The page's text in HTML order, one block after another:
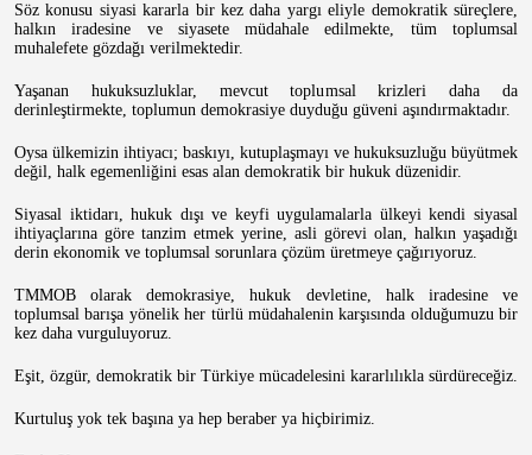
Söz konusu siyasi kararla bir kez daha yargı eliyle demokratik süreçlere,
halkın iradesine ve siyasete müdahale edilmekte, tüm toplumsal
muhalefete gözdağı verilmektedir.
Yaşanan hukuksuzluklar, mevcut toplumsal krizleri daha da
derinleştirmekte, toplumun demokrasiye duyduğu güveni aşındırmaktadır.
Oysa ülkemizin ihtiyacı; baskıyı, kutuplaşmayı ve hukuksuzluğu büyütmek
değil, halk egemenliğini esas alan demokratik bir hukuk düzenidir.
Siyasal iktidarı, hukuk dışı ve keyfi uygulamalarla ülkeyi kendi siyasal
ihtiyaçlarına göre tanzim etmek yerine, asli görevi olan, halkın yaşadığı
derin ekonomik ve toplumsal sorunlara çözüm üretmeye çağırıyoruz.
TMMOB olarak demokrasiye, hukuk devletine, halk iradesine ve
toplumsal barışa yönelik her türlü müdahalenin karşısında olduğumuzu bir
kez daha vurguluyoruz.
Eşit, özgür, demokratik bir Türkiye mücadelesini kararlılıkla sürdüreceğiz.
Kurtuluş yok tek başına ya hep beraber ya hiçbirimiz.